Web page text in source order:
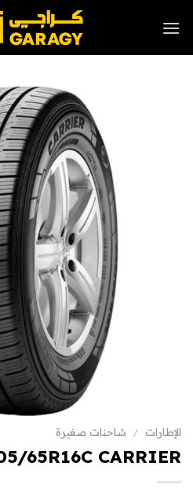
للمحتوى
الإطارات / شاحنات صغيرة
65R16C CARRIER